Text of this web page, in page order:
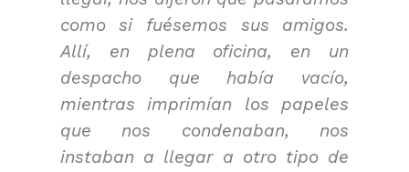
como si fuésemos sus amigos.
Allí, en plena oficina, en un
despacho que había vacío,
mientras imprimían los papeles
que nos condenaban, nos
instaban a llegar a otro tipo de